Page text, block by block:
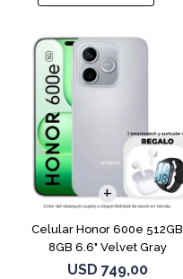
Celular Honor 600e 512GB
8GB 6.6" Velvet Gray
USD 749,00
COMPARAR